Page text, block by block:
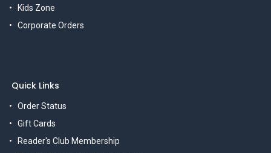
Kids Zone
Corporate Orders
Quick Links
Order Status
Gift Cards
Reader's Club Membership